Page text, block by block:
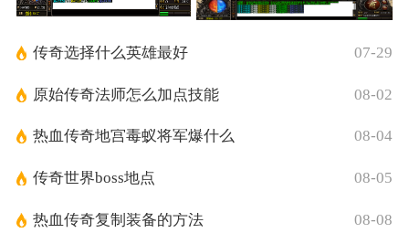
传奇选择什么英雄最好 07-29
原始传奇法师怎么加点技能 08-02
热血传奇地宫毒蚁将军爆什么 08-04
传奇世界boss地点 08-05
热血传奇复制装备的方法 08-08